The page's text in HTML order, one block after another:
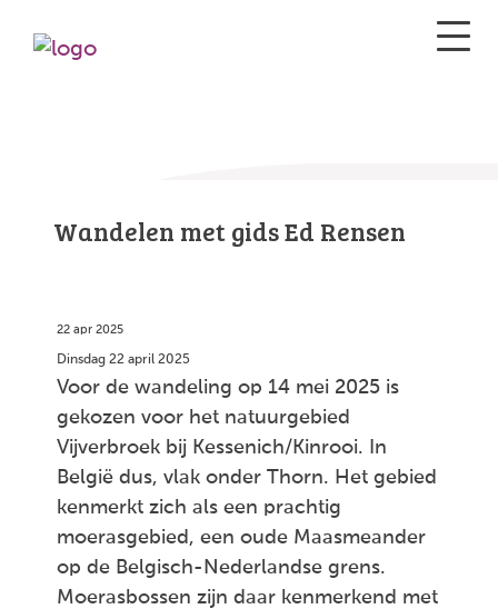
Wandelen met gids Ed Rensen
22 apr 2025
Dinsdag 22 april 2025
Voor de wandeling op 14 mei 2025 is
gekozen voor het natuurgebied
Vijverbroek bij Kessenich/Kinrooi. In
België dus, vlak onder Thorn. Het gebied
kenmerkt zich als een prachtig
moerasgebied, een oude Maasmeander
op de Belgisch-Nederlandse grens.
Moerasbossen zijn daar kenmerkend met